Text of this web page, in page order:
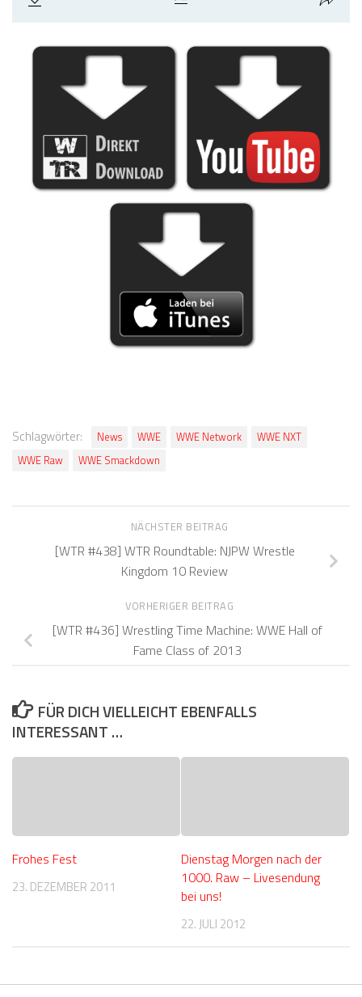
Schlagwörter: News WWE WWE Network
WWE NXT
WWE Raw
WWE Smackdown
NÄCHSTER BEITRAG
[WTR #438] WTR Roundtable: NJPW Wrestle
Kingdom 10 Review
VORHERIGER BEITRAG
[WTR #436] Wrestling Time Machine: WWE Hall of
Fame Class of 2013
FÜR DICH VIELLEICHT EBENFALLS
INTERESSANT …
Frohes Fest
23. DEZEMBER 2011
Dienstag Morgen nach der
1000. Raw – Livesendung
bei uns!
22. JULI 2012